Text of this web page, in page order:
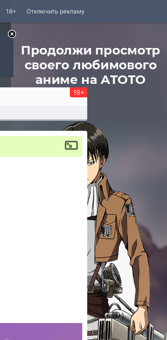
Отключить рекламу
18+
18+